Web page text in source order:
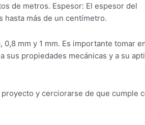
de metros. Espesor: El espesor del
hasta más de un centímetro.
mm y 1 mm. Es importante tomar
sus propiedades mecánicas y a su
y cerciorarse de que cumple